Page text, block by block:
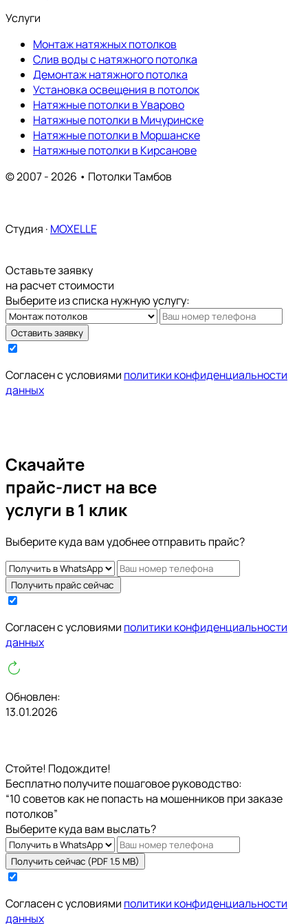
Услуги
Монтаж натяжных потолков
Слив воды с натяжного потолка
Демонтаж натяжного потолка
Установка освещения в потолок
Натяжные потолки в Уварово
Натяжные потолки в Мичуринске
Натяжные потолки в Моршанске
Натяжные потолки в Кирсанове
© 2007 - 2026 • Потолки Тамбов
Студия · MOXELLE
Оставьте заявку
на расчет стоимости
Выберите из списка нужную услугу:
Оставить заявку
Cогласен с условиями политики конфиденциальности
данных
Скачайте
прайс-лист на все
услуги в 1 клик
Выберите куда вам удобнее отправить прайс?
Получить прайс сейчас
Cогласен с условиями политики конфиденциальности
данных
Обновлен:
13.01.2026
Стойте! Подождите!
Бесплатно получите пошаговое руководство:
“10 советов как не попасть на мошенников при заказе
потолков”
Выберите куда вам выслать?
Получить сейчас (PDF 1.5 MB)
Cогласен с условиями политики конфиденциальности
данных